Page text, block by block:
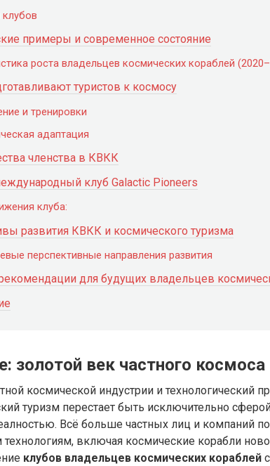
примеры и современное состояние
роста владельцев космических кораблей
туристов к космосу
и тренировки
адаптация
членства в КВКК
клуб Galactic Pioneers
клуба:
развития КВКК и космического туризма
перспективные направления развития
для будущих владельцев
золотой век частного космоса
космической индустрии и технологический
туризм перестает быть исключительно
Всё больше частных лиц и компаний
включая космические корабли
клубов владельцев космических кораблей